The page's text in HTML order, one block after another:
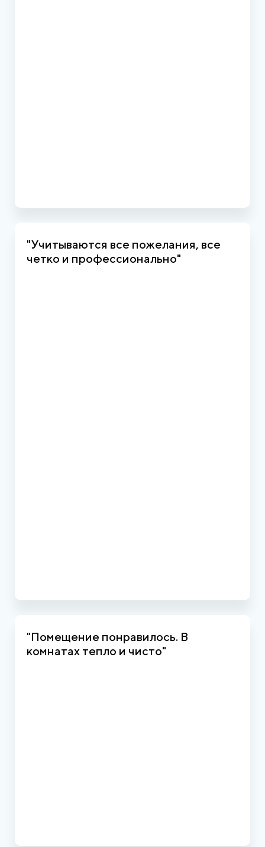
"Учитываются все пожелания, все
четко и профессионально"
"Помещение понравилось. В
комнатах тепло и чисто"